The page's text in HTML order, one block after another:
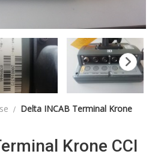
Delta INCAB Terminal Krone
Krone CCI